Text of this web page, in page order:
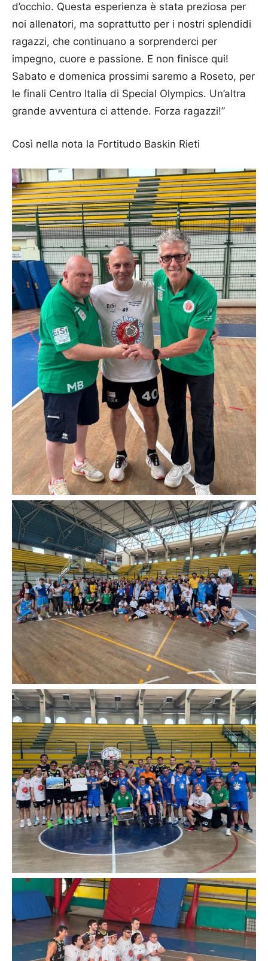
d’occhio. Questa esperienza è stata preziosa per
noi allenatori, ma soprattutto per i nostri splendidi
ragazzi, che continuano a sorprenderci per
impegno, cuore e passione. E non finisce qui!
Sabato e domenica prossimi saremo a Roseto, per
le finali Centro Italia di Special Olympics. Un’altra
grande avventura ci attende. Forza ragazzi!”
Così nella nota la Fortitudo Baskin Rieti